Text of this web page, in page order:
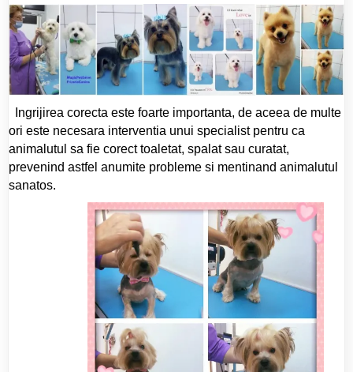
Ingrijirea corecta este foarte importanta, de aceea de multe
ori este necesara interventia unui specialist pentru ca
animalutul sa fie corect toaletat, spalat sau curatat,
prevenind astfel anumite probleme si mentinand animalutul
sanatos.